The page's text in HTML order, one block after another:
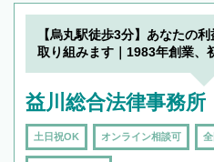
【烏丸駅徒歩3分】あなたの
取り組みます｜1983年創業、
益川総合法律事務所
土日祝OK オンライン相談可